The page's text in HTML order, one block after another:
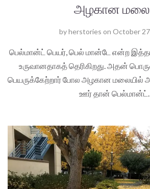
அழகான
byherstories on October
பெல்மான்ட் பெயர், பெல் மான்டே என்ற
உருவானதாகத் தெரிகிறது. அதன்
பெயருக்கேற்றார் போல அழகான
ஊர் தான் பெல்மான்ட்.